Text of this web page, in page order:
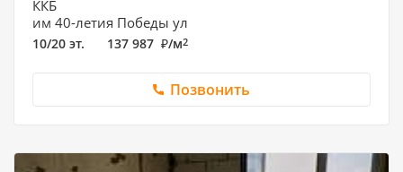
ККБ
им 40-летия Победы ул
10/20 эт. 137 987 /м2
Позвонить